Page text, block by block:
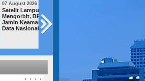
2026
1
BRIN